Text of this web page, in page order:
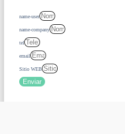
name-user
name-company
tel
email
Sitio WEB
Enviar